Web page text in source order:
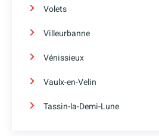
Volets
Villeurbanne
Vénissieux
Vaulx-en-Velin
Tassin-la-Demi-Lune